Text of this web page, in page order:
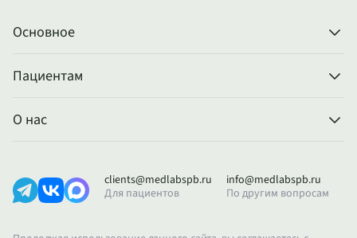
Основное
Пациентам
О нас
clients@medlabspb.ru
Для пациентов
info@medlabspb.ru
По другим вопросам